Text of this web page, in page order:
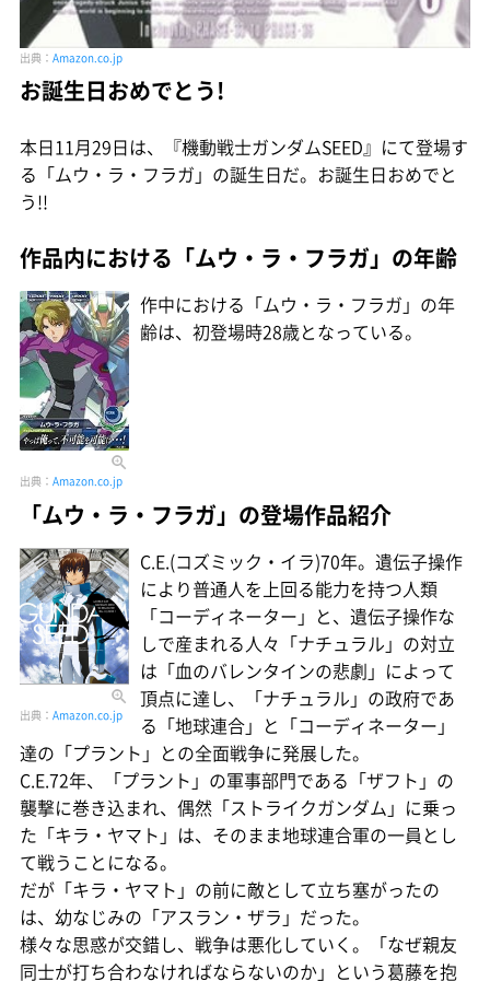
出典： Amazon.co.jp
お誕生日おめでとう!
本日11月29日は、『機動戦士ガンダムSEED』にて登場す
る「ムウ・ラ・フラガ」の誕生日だ。お誕生日おめでと
う!!
作品内における「ムウ・ラ・フラガ」の年齢
出典： Amazon.co.jp
作中における「ムウ・ラ・フラガ」の年
齢は、初登場時28歳となっている。
「ムウ・ラ・フラガ」の登場作品紹介
出典： Amazon.co.jp
C.E.(コズミック・イラ)70年。遺伝子操作
により普通人を上回る能力を持つ人類
「コーディネーター」と、遺伝子操作な
しで産まれる人々「ナチュラル」の対立
は「血のバレンタインの悲劇」によって
頂点に達し、「ナチュラル」の政府であ
る「地球連合」と「コーディネーター」
達の「プラント」との全面戦争に発展した。
C.E.72年、「プラント」の軍事部門である「ザフト」の
襲撃に巻き込まれ、偶然「ストライクガンダム」に乗っ
た「キラ・ヤマト」は、そのまま地球連合軍の一員とし
て戦うことになる。
だが「キラ・ヤマト」の前に敵として立ち塞がったの
は、幼なじみの「アスラン・ザラ」だった。
様々な思惑が交錯し、戦争は悪化していく。「なぜ親友
同士が打ち合わなければならないのか」という葛藤を抱